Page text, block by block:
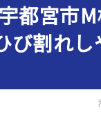
都宮市
び割れし